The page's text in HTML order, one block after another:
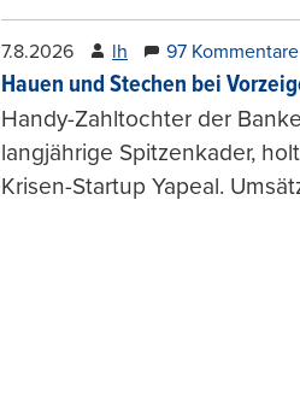
7.8.2026 lh 97 Kommentare
Hauen und Stechen bei
Handy-Zahltochter der
langjährige Spitzenkader,
Krisen-Startup Yapeal.